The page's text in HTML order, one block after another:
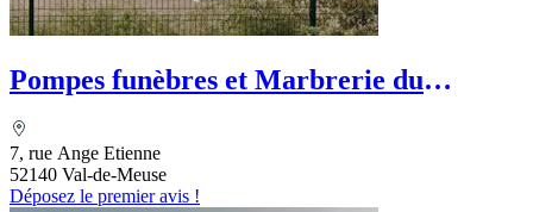
Pompes funèbres et Marbrerie du
7, rue Ange Etienne
52140 Val-de-Meuse
Déposez le premier avis !